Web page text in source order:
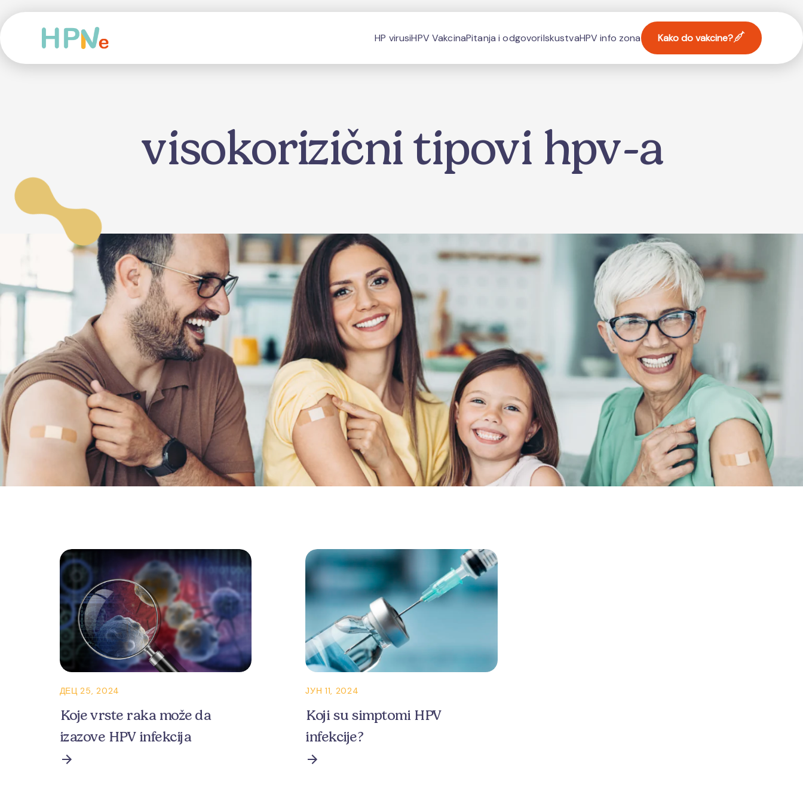
HP virusiHPV VakcinaPitanja i odgovoriIskustvaHPV info zona Kako do vakcine?
visokorizični tipovi hpv-a
ДЕЦ 25, 2024
Koje vrste raka može da
izazove HPV infekcija
ЈУН 11, 2024
Koji su simptomi HPV
infekcije?